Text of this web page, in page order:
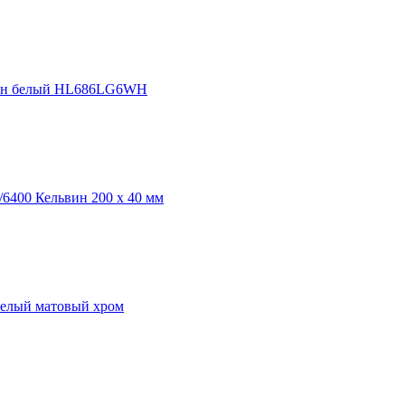
белый HL686LG6WH
Кельвин 200 х 40 мм
матовый хром